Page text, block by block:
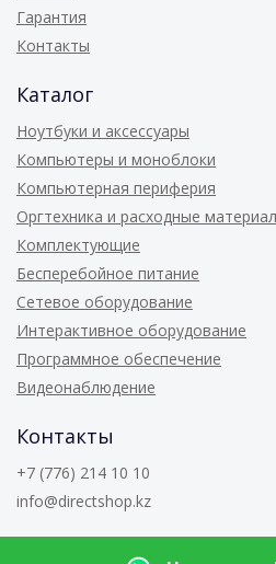
Гарантия
Контакты
Каталог
Ноутбуки и аксессуары
Компьютеры и моноблоки
Компьютерная периферия
Оргтехника и расходные
Комплектующие
Бесперебойное питание
Сетевое оборудование
Интерактивное оборудование
Программное обеспечение
Видеонаблюдение
Контакты
+7 (776) 214 10 10
info@directshop.kz
Directshop.kz